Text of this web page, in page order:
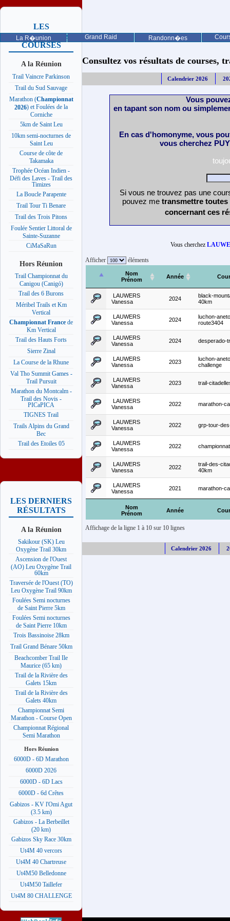
La R�union Grand Raid Randonn�es
LES
PROCHAINES
COURSES
A la Réunion
Trail Vaincre Parkinson
Trail du Sud Sauvage
Marathon (Championnat
2026) et Foulées de la
Corniche
5km de Saint Leu
10km semi-nocturnes de
Saint Leu
Course de côte de
Takamaka
Trophée Océan Indien -
Défi des Laves - Trail des
Timizes
La Boucle Parapente
Trail Tour Ti Benare
Trail des Trois Pitons
Foulée Sentier Littoral de
Sainte-Suzanne
CiMaSaRun
Hors Réunion
Trail Championnat du
Canigou (Canigó)
Trail des 6 Burons
Méribel Trails et Km
Vertical
Championnat France de
Km Vertical
Trail des Hauts Forts
Sierre Zinal
La Course de la Rhune
Val Tho Summit Games -
Trail Pursuit
Marathon du Montcalm -
Trail des Novis -
PICaPICA
TIGNES Trail
Trails Alpins du Grand
Bec
Trail des Etoiles 05
LES DERNIERS
RÉSULTATS
A la Réunion
Sakikour (SK) Leu
Oxygène Trail 30km
Ascension de l'Ouest
(AO) Leu Oxygène Trail
60km
Traversée de l'Ouest (TO)
Leu Oxygène Trail 90km
Foulées Semi nocturnes
de Saint Pierre 5km
Foulées Semi nocturnes
de Saint Pierre 10km
Trois Bassinoise 28km
Trail Grand Bénare 50km
Beachcomber Trail Ile
Maurice (65 km)
Trail de la Rivière des
Galets 15km
Trail de la Rivière des
Galets 40km
Championnat Semi
Marathon - Course Open
Championnat Régional
Semi Marathon
Hors Réunion
6000D - 6D Marathon
6000D 2026
6000D - 6D Lacs
6000D - 6d Crêtes
Gabizos - KV l'Omi Agut
(3.5 km)
Gabizos - La Berbeillet
(20 km)
Gabizos Sky Race 30km
Ut4M 40 vercors
Ut4M 40 Chartreuse
Ut4M50 Belledonne
Ut4M50 Taillefer
Ut4M 80 CHALLENGE
Consultez vos résultats de courses,
Calendrier 2026
Vous
en tapant son nom ou
En cas d'homonyme, vous
vous cherchez
Si vous ne trouvez pas une
pouvez me transmettre
concernant ces
Vous cherchez
Afficher éléments
Nom
Prénom
Année
Nom
Prénom
Année
LAUWERS
Vanessa
2024
black-
40km
LAUWERS
Vanessa
2024
luchon-
route3404
LAUWERS
Vanessa
2024 desperado-
LAUWERS
Vanessa
2023
luchon-
challenge
LAUWERS
Vanessa
2023 trail-
LAUWERS
Vanessa
2022 marathon-
LAUWERS
Vanessa
2022 grp-tour-
LAUWERS
Vanessa
2022
LAUWERS
Vanessa
2022
trail-des-
40km
LAUWERS
Vanessa
2021 marathon-
Affichage de la ligne 1 à 10 sur 10 lignes
Calendrier 2026